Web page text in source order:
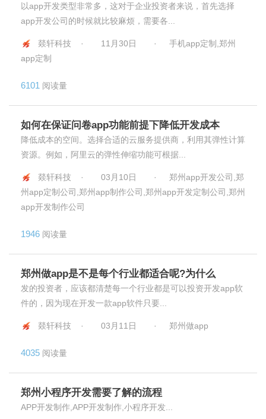
以app开发类型非常多，这对于企业投资者来说，首先选择
app开发公司的时候就比较麻烦，需要各...
燚轩科技 · 11月30日 ·
手机app定制,郑州
app定制
6101 阅读量
如何在保证问卷app功能前提下降低开发成本
降低成本的空间。选择合适的云服务提供商，利用其弹性计算
资源。例如，阿里云的弹性伸缩功能可根据...
燚轩科技 · 03月10日 ·
郑州app开发公司,郑
州app定制公司,郑州app制作公司,郑州app开发定制公司,郑州
app开发制作公司
1946 阅读量
郑州做app是不是每个行业都适合呢?为什么
发的投资者，应该都清楚每一个行业都是可以投资开发app软
件的，因为现在开发一款app软件只要...
燚轩科技 · 03月11日 · 郑州做app
4035 阅读量
郑州小程序开发需要了解的流程
APP开发制作,APP开发制作,小程序开发...